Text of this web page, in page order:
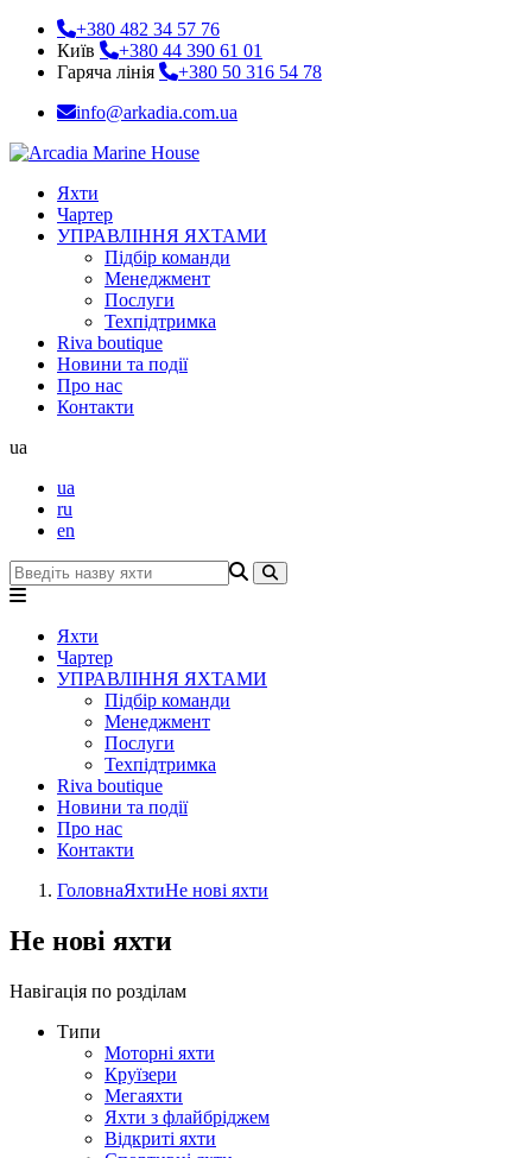
+380 482 34 57 76
Київ
+380 44 390 61 01
Гаряча лінія
+380 50 316 54 78
info@arkadia.com.ua
Яхти
Чартер
УПРАВЛІННЯ ЯХТАМИ
Підбір команди
Менеджмент
Послуги
Техпідтримка
Riva boutique
Новини та події
Про нас
Контакти
ua
ua
ru
en
Яхти
Чартер
УПРАВЛІННЯ ЯХТАМИ
Підбір команди
Менеджмент
Послуги
Техпідтримка
Riva boutique
Новини та події
Про нас
Контакти
ГоловнаЯхтиНе нові яхти
Не нові яхти
Навігація по розділам
Типи
Моторні яхти
Круїзери
Мегаяхти
Яхти з флайбріджем
Відкриті яхти